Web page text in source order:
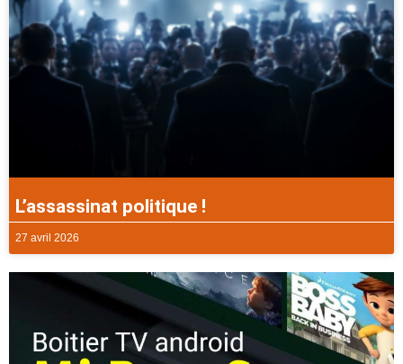
L’assassinat politique !
27 avril 2026